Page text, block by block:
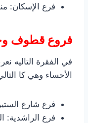
فرع الإسكان:
فروع قطوف
في الفقرة
الأحساء وهي كا
فرع شارع
فرع الراشدية: